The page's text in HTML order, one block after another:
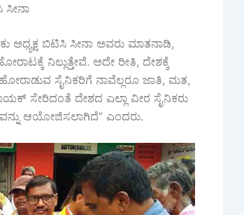
ಸೀನಾ
ಅಧ್ಯಕ್ಷ ಬಿಟಿಸಿ ಸೀನಾ ಅವರು ಮಾತನಾಡಿ,
ನಿಲ್ಲುತ್ತೇವೆ. ಅದೇ ರೀತಿ, ದೇಶಕ್ಕೆ
ಸೈನಿಕರಿಗೆ ನಾವೆಲ್ಲರೂ ಜಾತಿ, ಮತ,
ಸೇರಿದಂತೆ ದೇಶದ ಎಲ್ಲಾ ವೀರ ಸೈನಿಕರು
ಆಯೋಜಿಸಲಾಗಿದೆ” ಎಂದರು.